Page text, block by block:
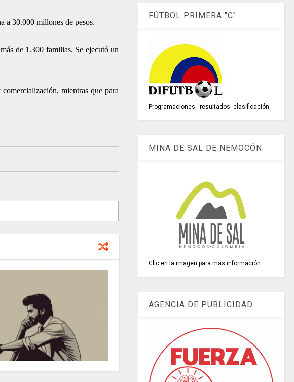
a 30.000 millones de pesos.
de 1.300 familias. Se ejecutó un
mientras que para
FÚTBOL PRIMERA "C"
Programaciones - resultados -clasificación
MINA DE SAL DE NEMOCÓN
Clic en la imagen para más información
AGENCIA DE PUBLICIDAD